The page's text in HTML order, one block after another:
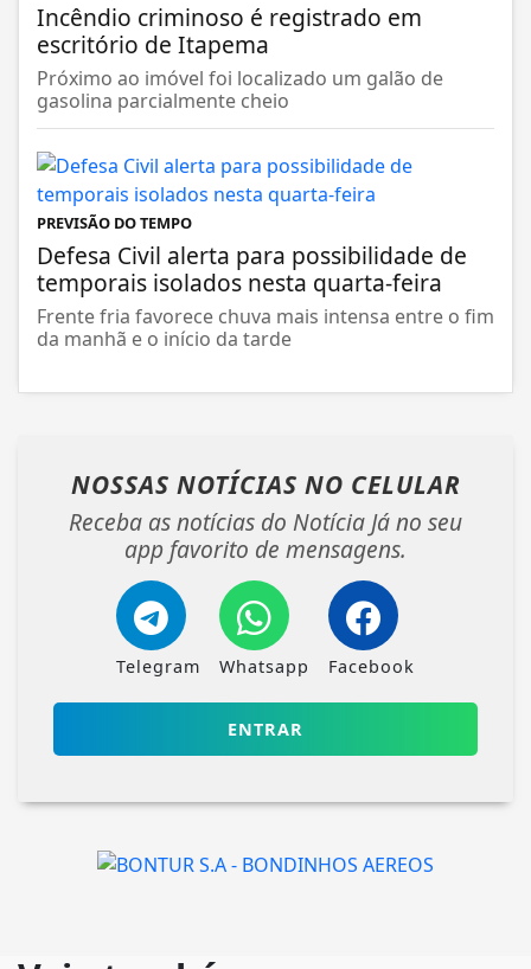
Incêndio criminoso é registrado em
escritório de Itapema
Próximo ao imóvel foi localizado um galão de
gasolina parcialmente cheio
PREVISÃO DO TEMPO
Defesa Civil alerta para possibilidade de
temporais isolados nesta quarta-feira
Frente fria favorece chuva mais intensa entre o fim
da manhã e o início da tarde
NOSSAS NOTÍCIAS NO CELULAR
Receba as notícias do Notícia Já no seu
app favorito de mensagens.
Telegram Whatsapp Facebook
ENTRAR